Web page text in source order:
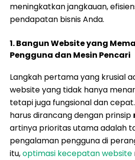
meningkatkan jangkauan,
pendapatan bisnis Anda.
1. Bangun Website yang
Pengguna dan Mesin Pencari
Langkah pertama yang krusial
website yang tidak hanya
tetapi juga fungsional dan
harus dirancang dengan prinsip
artinya prioritas utama adalah
pengalaman pengguna di
itu,optimasi kecepatan website